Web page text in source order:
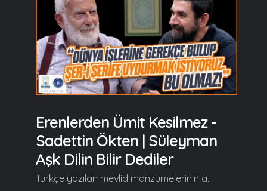
Erenlerden Ümit Kesilmez -
Sadettin Ökten | Süleyman
Aşk Dilin Bilir Dediler
Türkçe yazılan mevlid manzumelerinin arasında özel bir yere sahip olan, Süleyman Çelebi’nin aşkla kaleme aldığı Vesîlet’ün Necât (Mevlid-i Şerif) eserini Prof. Dr. Sadeddin Ökten’le birlikte "Süleyman Aşk Dilin Bilir Dediler" programında hem okuyup hem de şerh ediyoruz… Süleyman Aşk Dilin Bilir Dediler'in yeni bölümünde başlıca şunlar konuşuldu; Sadeddin Ökten: Ahiret sevabı murad ederek dünya işi işlemek, riya... Dünya işine, bir menfaate sahip olmak için ahireti vesile kılmak... İhlas da onun tam tersi. Ahireti ahiret için yapmak... Zenginin birisi hekime gidiyor. Hekim diyor ki diyet yapacaksın, şunları bunları yiyeyeceksin. Peki diyip eve geliyor. Mükellef sofra kurulmuş ama ben bunları yemeyeceğim diyor. Diyet reçetesini veriyor uşağına, diyet yemeği geliyor. Biraz tuzsuz peynir, küçücük bir ekmek, tuzsuz domates... Onları yiyor, elhamdülillah diyor. Önce perhiz sonra taam, getirin yemekleri diyor. Bizim halimiz bu. Önce perhiz diyoruz, çok hoşumuza gidiyor diyet sonra bakıyoruz ki dünya cıvıl cıvıl, dünya hayatı çok hoş, dünya hayatına giriyoruz. Beşeriz, tabi ki yaparız. Burada yapmamamız gereken bir şey var. O da şu; Dünya hayatında bir takım halleri, bir takım usülleri, bir takım ahvali kitabına uydurup perhiz menüsüne irca etme isteğimiz var işte riya o... Dünya halinde yapılan bazı şeylerin gerekçesini bir şekilde bulup, uydurup onu şer-i şerife monte etmek istiyoruz. Bu olmaz... Devamı videoda... Gelin, Beraber Yürüyelim...